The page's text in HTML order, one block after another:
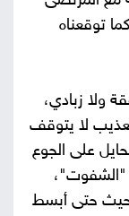
توقعناه
ولا زبادي،
لا يتوقف
على الجوع
"الشفوت"،
حيث حتى أبسط